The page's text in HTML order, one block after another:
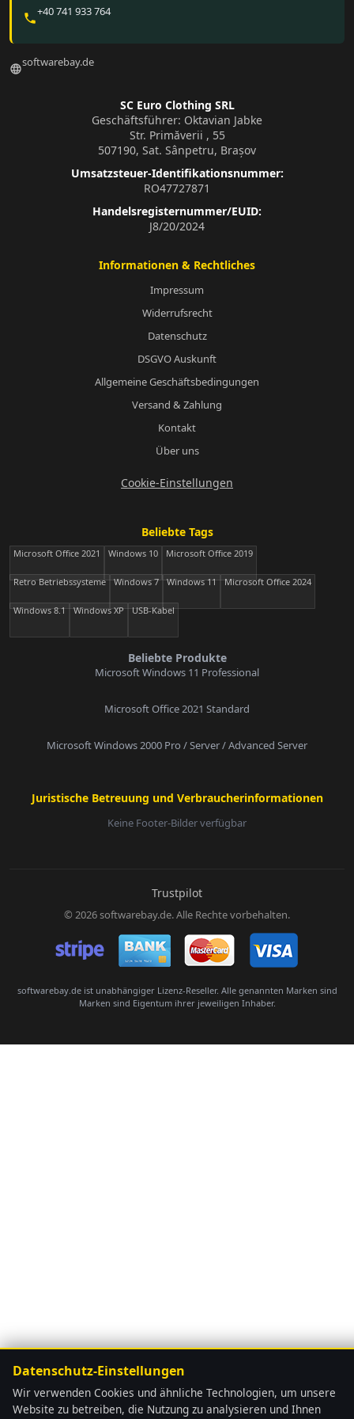
phone+40 741 933 764
languagesoftwarebay.de
SC Euro Clothing SRL
Geschäftsführer: Oktavian Jabke
Str. Primăverii , 55
507190, Sat. Sânpetru, Brașov
Umsatzsteuer-Identifikationsnummer:
RO47727871
Handelsregisternummer/EUID:
J8/20/2024
Informationen & Rechtliches
Impressum
Widerrufsrecht
Datenschutz
DSGVO Auskunft
Allgemeine Geschäftsbedingungen
Versand & Zahlung
Kontakt
Über uns
Cookie-Einstellungen
Beliebte Tags
Microsoft Office 2021 Windows 10 Microsoft Office 2019
Retro Betriebssysteme Windows 7 Windows 11 Microsoft Office 2024
Windows 8.1 Windows XP USB-Kabel
Beliebte Produkte
Microsoft Windows 11 Professional
Microsoft Office 2021 Standard
Microsoft Windows 2000 Pro / Server / Advanced Server
Juristische Betreuung und Verbraucherinformationen
Keine Footer-Bilder verfügbar
Trustpilot
© 2026 softwarebay.de. Alle Rechte vorbehalten.
softwarebay.de ist unabhängiger Lizenz-Reseller. Alle genannten Marken sind
Marken sind Eigentum ihrer jeweiligen Inhaber.
Datenschutz-Einstellungen
Wir verwenden Cookies und ähnliche Technologien, um unsere
Website zu betreiben, die Nutzung zu analysieren und Ihnen